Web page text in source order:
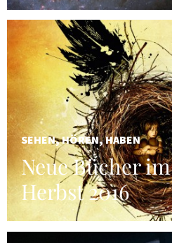
SEHEN, HÖREN, HABEN
Neue Bücher im
Herbst 2016